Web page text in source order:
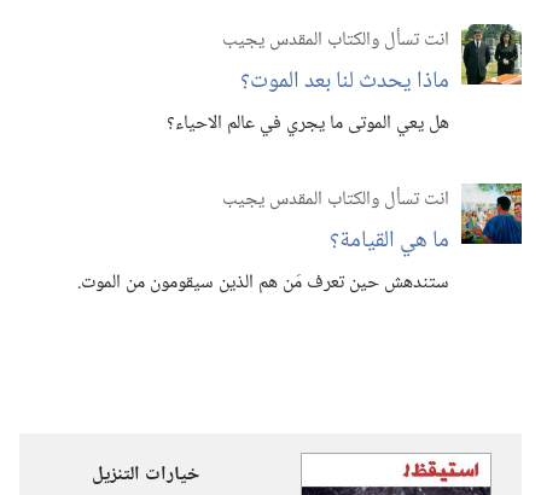
انت تسأل والكتاب المقدس يجيب
ماذا يحدث لنا بعد الموت؟‏
هل يعي الموتى ما يجري في عالم الاحياء؟‏
انت تسأل والكتاب المقدس يجيب
ما هي القيامة؟‏
ستندهش حين تعرف مَن هم الذين سيقومون من الموت.‏
خيارات التنزيل